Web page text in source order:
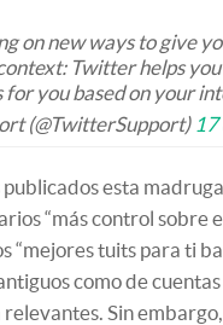
on new ways to give
Twitter helps
for you based on your
(@TwitterSupport)
publicados esta
“más control sobre
“mejores tuits para ti
como de
Sin